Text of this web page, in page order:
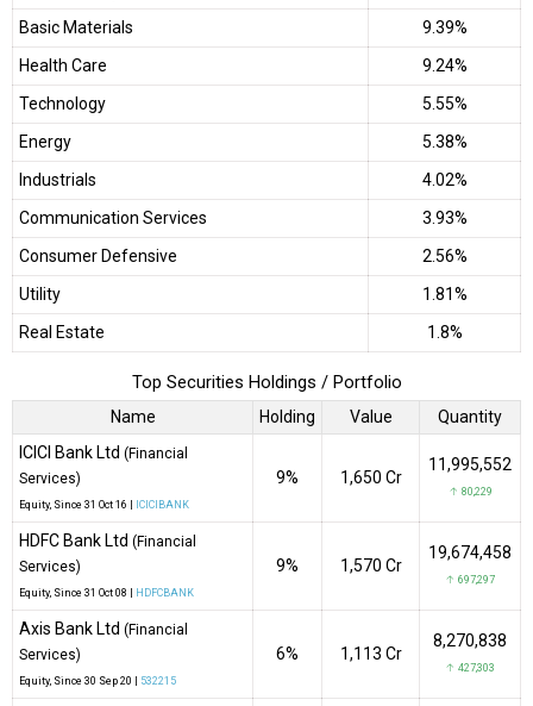
Basic Materials
9.39%
Health Care
9.24%
Technology
5.55%
Energy
5.38%
Industrials
4.02%
Communication Services
3.93%
Consumer Defensive
2.56%
Utility
1.81%
Real Estate
1.8%
Top Securities Holdings / Portfolio
Name Holding Value
Quantity
ICICI Bank Ltd (Financial
Services)
Equity, Since 31 Oct 16 | ICICIBANK
9% ₹1,650 Cr
11,995,552
↑ 80,229
HDFC Bank Ltd (Financial
Services)
Equity, Since 31 Oct 08 | HDFCBANK
9% ₹1,570 Cr
19,674,458
↑ 697,297
Axis Bank Ltd (Financial
Services)
Equity, Since 30 Sep 20 | 532215
6% ₹1,113 Cr
8,270,838
↑ 427,303